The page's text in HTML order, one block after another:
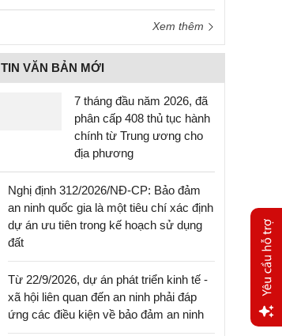
Xem thêm
TIN VĂN BẢN MỚI
7 tháng đầu năm 2026, đã
phân cấp 408 thủ tục hành
chính từ Trung ương cho
địa phương
Nghị định 312/2026/NĐ-CP: Bảo đảm
an ninh quốc gia là một tiêu chí xác định
dự án ưu tiên trong kế hoạch sử dụng
đất
Từ 22/9/2026, dự án phát triển kinh tế -
xã hội liên quan đến an ninh phải đáp
ứng các điều kiện về bảo đảm an ninh